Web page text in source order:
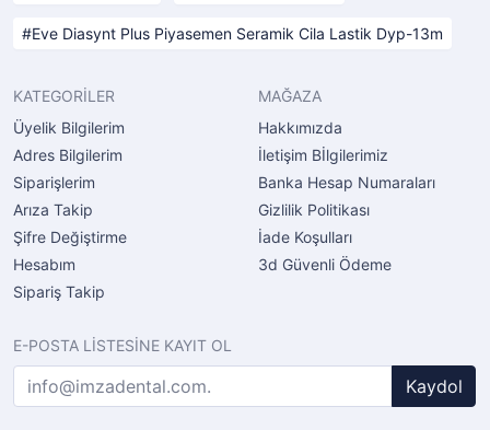
Eve Diasynt Plus Piyasemen Seramik Cila Lastik Dyp-13m
KATEGORİLER
Üyelik Bilgilerim
Adres Bilgilerim
Siparişlerim
Arıza Takip
Şifre Değiştirme
Hesabım
Sipariş Takip
MAĞAZA
Hakkımızda
İletişim Bİlgilerimiz
Banka Hesap Numaraları
Gizlilik Politikası
İade Koşulları
3d Güvenli Ödeme
E-POSTA LİSTESİNE KAYIT OL
Kaydol